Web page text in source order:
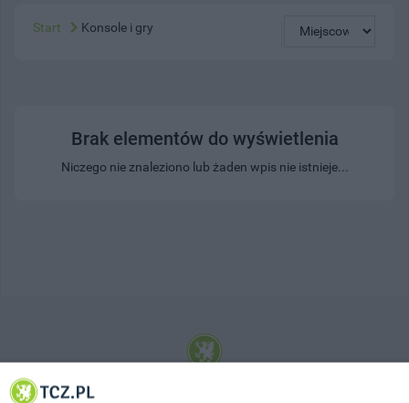
Start Konsole i gry
Brak elementów do wyświetlenia
Niczego nie znaleziono lub żaden wpis nie istnieje...
© 2001-2026 Tczew - TCZ.PL Sp. z o.o. Internetowy Serwis Informacyjny Miasta